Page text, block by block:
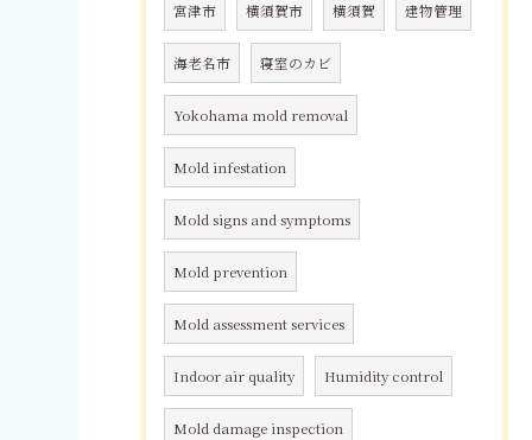
宮津市 横須賀市 横須賀 建物管理
海老名市 寝室のカビ
Yokohama mold removal
Mold infestation
Mold signs and symptoms
Mold prevention
Mold assessment services
Indoor air quality Humidity control
Mold damage inspection